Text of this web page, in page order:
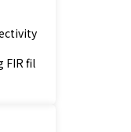
FIR fil